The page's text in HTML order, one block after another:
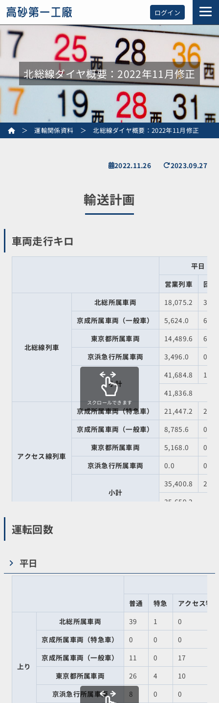
ログイン
北総線ダイヤ概要：2022年11月修正
＞運輸関係資料 ＞北総線ダイヤ概要：2022年11月修正
2022.11.26 2023.09.27
輸送計画
車両走行キロ
平日
営業列車
回
北総線列車
北総所属車両 18,075.2
30.4
京成所属車両（一般車）
5,624.0
60.8
東京都所属車両
14,489.6
60.8
京浜急行所属車両
3,496.0 0.0
小計
41,684.8
41,836.8
アクセス線列車
京成所属車両（特急車） 21,447.2
京成所属車両（一般車）
8,785.6
0.0
東京都所属車両
5,168.0
0.0
京浜急行所属車両
0.0 0.0
小計
35,400.8
35,659.2
スクロールできます
運転回数
平日
普通 特急 アクセス特
上り
北総所属車両 39 1
0
京成所属車両（特急車）
0 0
0
京成所属車両（一般車）
11 0
17
東京都所属車両
26 4
10
京浜急行所属車両
8 0
0